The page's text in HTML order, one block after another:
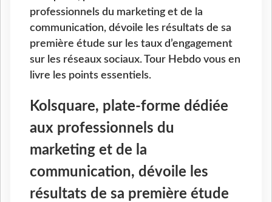
professionnels du marketing et de la
communication, dévoile les résultats de sa
première étude sur les taux d’engagement
sur les réseaux sociaux. Tour Hebdo vous en
livre les points essentiels.
Kolsquare, plate-forme dédiée
aux professionnels du
marketing et de la
communication, dévoile les
résultats de sa première étude